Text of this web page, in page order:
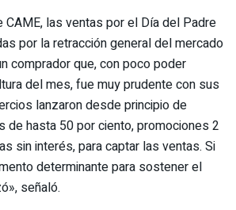
CAME, las ventas por el Día del Padre
por la retracción general del mercado
comprador que, con poco poder
del mes, fue muy prudente con sus
lanzaron desde principio de
de hasta 50 por ciento, promociones 2
sin interés, para captar las ventas. Si
determinante para sostener el
señaló.